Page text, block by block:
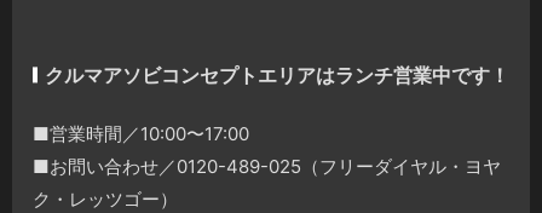
クルマアソビコンセプトエリアはランチ営業中です！
■営業時間／10:00〜17:00
■お問い合わせ／0120-489-025（フリーダイヤル・ヨヤ
ク・レッツゴー）